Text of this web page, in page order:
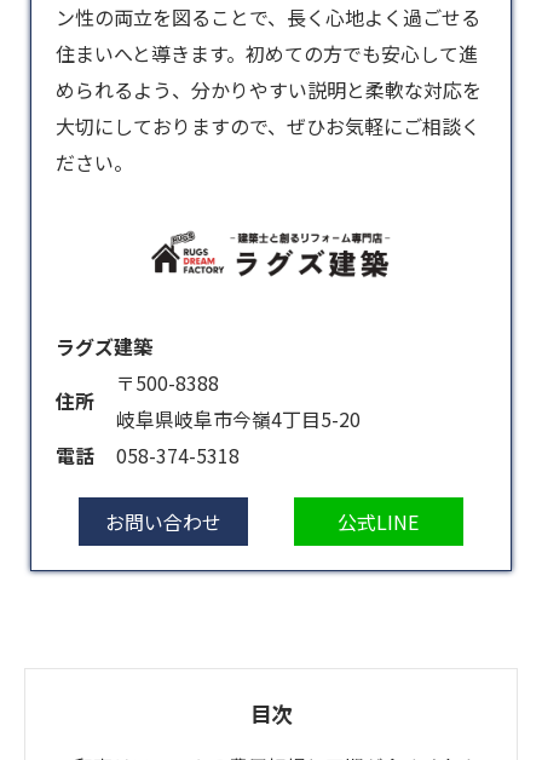
ン性の両立を図ることで、長く心地よく過ごせる
住まいへと導きます。初めての方でも安心して進
められるよう、分かりやすい説明と柔軟な対応を
大切にしておりますので、ぜひお気軽にご相談く
ださい。
ラグズ建築
住所
〒500-8388
岐阜県岐阜市今嶺4丁目5-20
電話
058-374-5318
お問い合わせ 公式LINE
目次